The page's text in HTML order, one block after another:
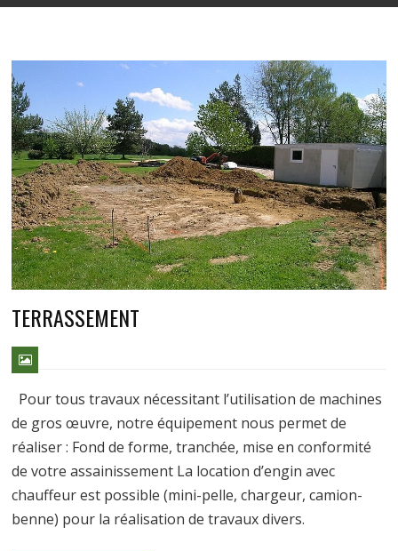
TERRASSEMENT
Pour tous travaux nécessitant l’utilisation de machines
de gros œuvre, notre équipement nous permet de
réaliser : Fond de forme, tranchée, mise en conformité
de votre assainissement La location d’engin avec
chauffeur est possible (mini-pelle, chargeur, camion-
benne) pour la réalisation de travaux divers.